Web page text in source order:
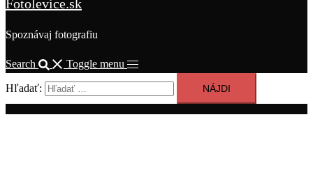
Fotolevice.sk
Spoznávaj fotografiu
Search Toggle menu
Hľadať: